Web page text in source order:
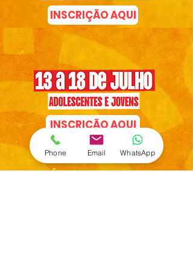
INSCRIÇÃO AQUI
INSCRIÇÃO AQUI
Phone Email WhatsApp